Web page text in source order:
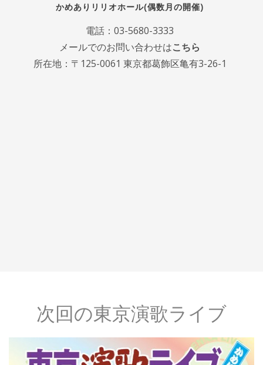
かめありリリオホール(偶数月の開催)
電話：03-5680-3333
メールでのお問い合わせはこちら
所在地：〒125-0061 東京都葛飾区亀有3-26-1
次回の東京演歌ライブ